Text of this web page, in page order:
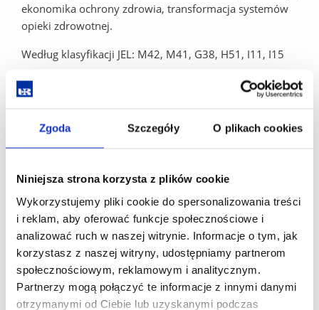
Zgoda Szczegóły O plikach cookies
Niniejsza strona korzysta z plików cookie
Wykorzystujemy pliki cookie do spersonalizowania treści
i reklam, aby oferować funkcje społecznościowe i
analizować ruch w naszej witrynie. Informacje o tym, jak
korzystasz z naszej witryny, udostępniamy partnerom
społecznościowym, reklamowym i analitycznym.
Partnerzy mogą połączyć te informacje z innymi danymi
otrzymanymi od Ciebie lub uzyskanymi podczas
ekonomika ochrony zdrowia, transformacja systemów
opieki zdrowotnej.
Według klasyfikacji JEL: M42, M41, G38, H51, I11, I15
3 najważniejsze publikacje
przedsiębiorstw wybranych sektorów ze szczególnym
Warszawa, ISBN 978-83-8102-461-7.
Rabiej, E. (2023).Stabilność fiskalna w warunkach kryzysu
gospodarczego a konstytucyjne reguły fiskalne – ujęcie
prawnofinansowe, Przegląd Prawa Konstytucyjnego
s. 229-245,https://doi.org/10.15804/ppk.2023.06.17.